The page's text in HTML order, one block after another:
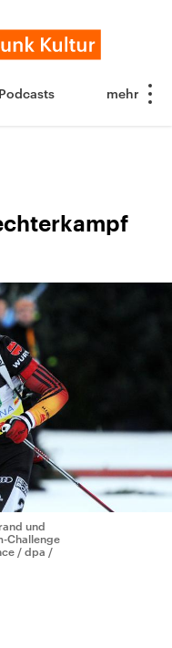
Podcasts
und
Challenge
/ dpa /